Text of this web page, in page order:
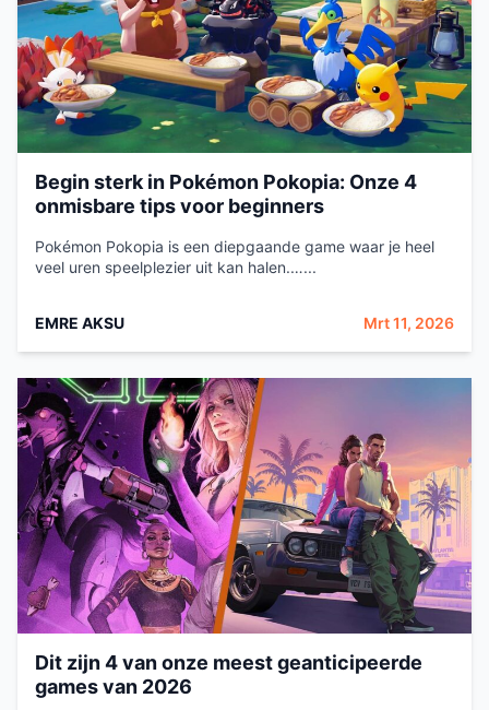
Begin sterk in Pokémon Pokopia: Onze 4
onmisbare tips voor beginners
Pokémon Pokopia is een diepgaande game waar je heel
veel uren speelplezier uit kan halen.…...
EMRE AKSU Mrt 11, 2026
Dit zijn 4 van onze meest geanticipeerde
games van 2026